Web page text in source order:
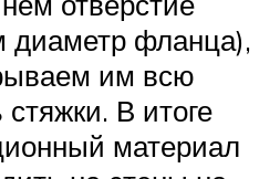
диаметр фланца),
им всю
стяжки. В итоге
материал